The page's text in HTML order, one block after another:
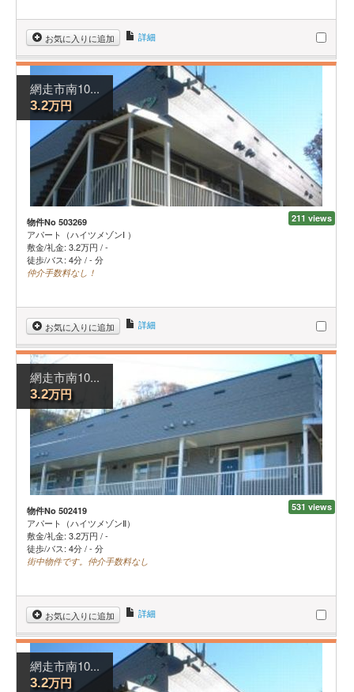
お気に入りに追加 詳細
網走市南10...
3.2万円
211 views
物件No 503269
アパート（ハイツメゾンⅠ ）
敷金/礼金: 3.2万円 /-
徒歩/バス: 4分 / - 分
仲介手数料なし！
お気に入りに追加 詳細
網走市南10...
3.2万円
531 views
物件No 502419
アパート（ハイツメゾンⅡ）
敷金/礼金: 3.2万円 /-
徒歩/バス: 4分 / - 分
街中物件です。仲介手数料なし
お気に入りに追加 詳細
網走市南10...
3.2万円